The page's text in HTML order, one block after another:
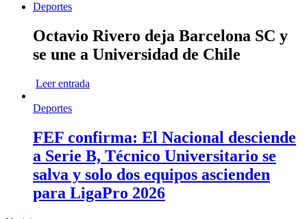
Deportes
Octavio Rivero deja Barcelona SC y
se une a Universidad de Chile
Leer entrada
Deportes
FEF confirma: El Nacional desciende
a Serie B, Técnico Universitario se
salva y solo dos equipos ascienden
para LigaPro 2026